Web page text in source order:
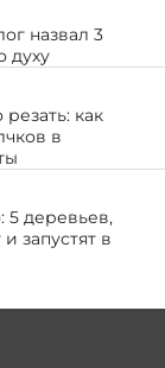
назвал 3
духу
как
в
5 деревьев,
запустят в